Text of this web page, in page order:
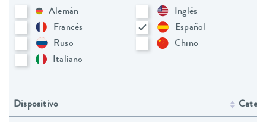
Alemán
Inglés
Francés
Español
Ruso
Chino
Italiano
Dispositivo